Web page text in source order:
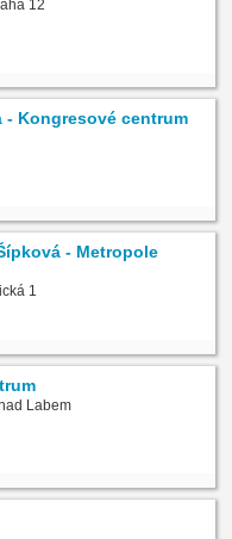
12
- Kongresové centrum
- Metropole
1
Labem